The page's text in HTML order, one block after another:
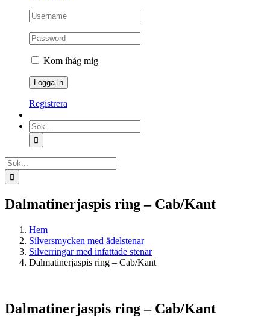
Kom ihåg mig
Registrera
Sök
efter:
Sök
efter:
Dalmatinerjaspis ring – Cab/Kant
Hem
Silversmycken med ädelstenar
Silverringar med infattade stenar
Dalmatinerjaspis ring – Cab/Kant
Dalmatinerjaspis ring – Cab/Kant